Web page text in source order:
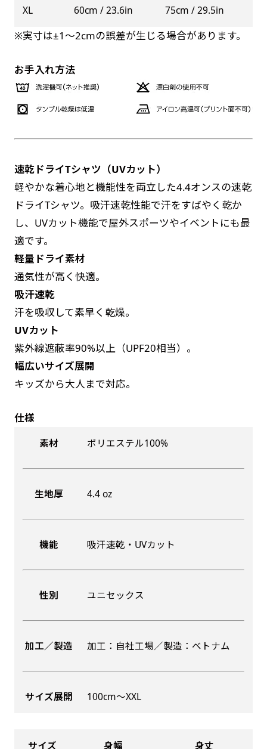
XL 60cm / 23.6in 75cm / 29.5in
※実寸は±1〜2cmの誤差が生じる場合があります。
お手入れ方法
速乾ドライTシャツ（UVカット）
軽やかな着心地と機能性を両立した4.4オンスの速乾
ドライTシャツ。吸汗速乾性能で汗をすばやく乾か
し、UVカット機能で屋外スポーツやイベントにも最
適です。
軽量ドライ素材
通気性が高く快適。
吸汗速乾
汗を吸収して素早く乾燥。
UVカット
紫外線遮蔽率90%以上（UPF20相当）。
幅広いサイズ展開
キッズから大人まで対応。
仕様
素材 ポリエステル100%
生地厚 4.4 oz
機能 吸汗速乾・UVカット
性別 ユニセックス
加工／製造 加工：自社工場／製造：ベトナム
サイズ展開 100cm〜XXL
サイズ 身幅 身丈
あんな場所こんな場所お好みのサイズでお好みの
（※cm単位での指定でおねがいいたします。）
レギュラースリムのれん
か所つけて疑似的にのれんのような幕をつくりま
レギュラーのれんとの違いは縦のサイズが異なり
ます。（レギュラーのれん縦50cm／レギュラー
スリムのれん縦30cm）お店の入口付近の装飾に
是非！
防炎加工（納期+1営業日）［ +540円 ］
のぼり旗の防炎加工は、消防法で定められてい
ます。防炎加工によってのぼり旗が炎に触れても
燃えにくくなります。（燃えるというより溶け
るに近くなるイメージ）一般的な方法は、旗の
お急ぎ［ +330円 ］
お急ぎは翌営業日発送（基本12時締め切り)枚数
によって対応できない場合、ギリギリでも対応
できる場合もあります。防炎加工、トロピカル
生地は対応不可です。